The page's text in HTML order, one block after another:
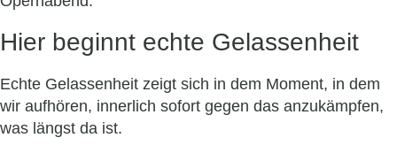
Hier beginnt echte Gelassenheit
Echte Gelassenheit zeigt sich in dem Moment, in dem
wir aufhören, innerlich sofort gegen das anzukämpfen,
was längst da ist.